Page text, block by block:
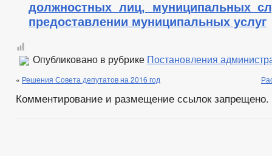
должностных лиц, муниципальных
предоставлении муниципальных услуг
Опубликовано в рубрике Постановления
« Решения Совета депутатов на 2016 год
Комментирование и размещение ссылок запрещено.